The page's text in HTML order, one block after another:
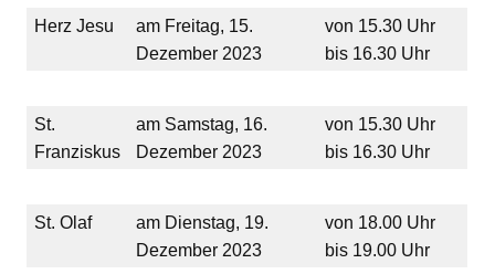
Herz Jesu
am Freitag, 15.
Dezember 2023
von 15.30 Uhr
bis 16.30 Uhr
St.
Franziskus
am Samstag, 16.
Dezember 2023
von 15.30 Uhr
bis 16.30 Uhr
St. Olaf
am Dienstag, 19.
Dezember 2023
von 18.00 Uhr
bis 19.00 Uhr